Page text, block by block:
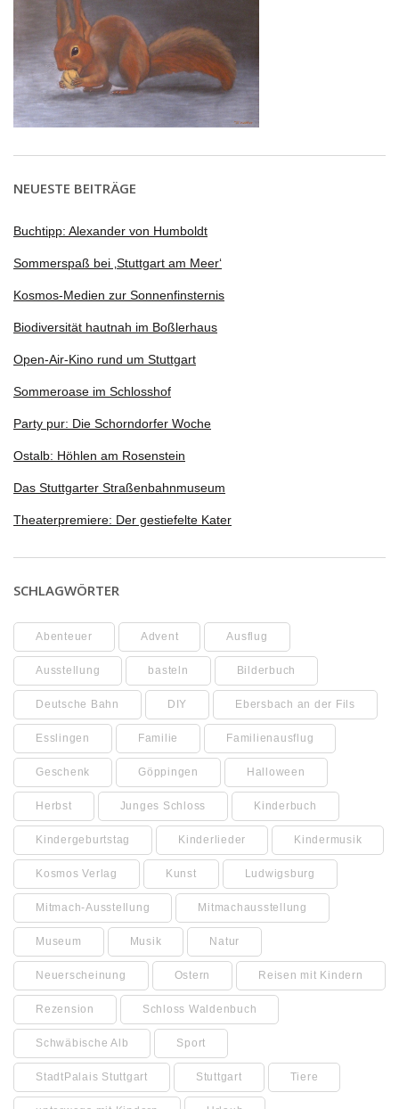
NEUESTE BEITRÄGE
Buchtipp: Alexander von Humboldt
Sommerspaß bei ‚Stuttgart am Meer‘
Kosmos-Medien zur Sonnenfinsternis
Biodiversität hautnah im Boßlerhaus
Open-Air-Kino rund um Stuttgart
Sommeroase im Schlosshof
Party pur: Die Schorndorfer Woche
Ostalb: Höhlen am Rosenstein
Das Stuttgarter Straßenbahnmuseum
Theaterpremiere: Der gestiefelte Kater
SCHLAGWÖRTER
Abenteuer Advent Ausflug
Ausstellung basteln Bilderbuch
Deutsche Bahn DIY Ebersbach an der Fils
Esslingen Familie Familienausflug
Geschenk Göppingen Halloween
Herbst Junges Schloss Kinderbuch
Kindergeburtstag Kinderlieder Kindermusik
Kosmos Verlag Kunst Ludwigsburg
Mitmach-Ausstellung Mitmachausstellung
Museum Musik Natur
Neuerscheinung Ostern Reisen mit Kindern
Rezension Schloss Waldenbuch
Schwäbische Alb Sport
StadtPalais Stuttgart Stuttgart Tiere